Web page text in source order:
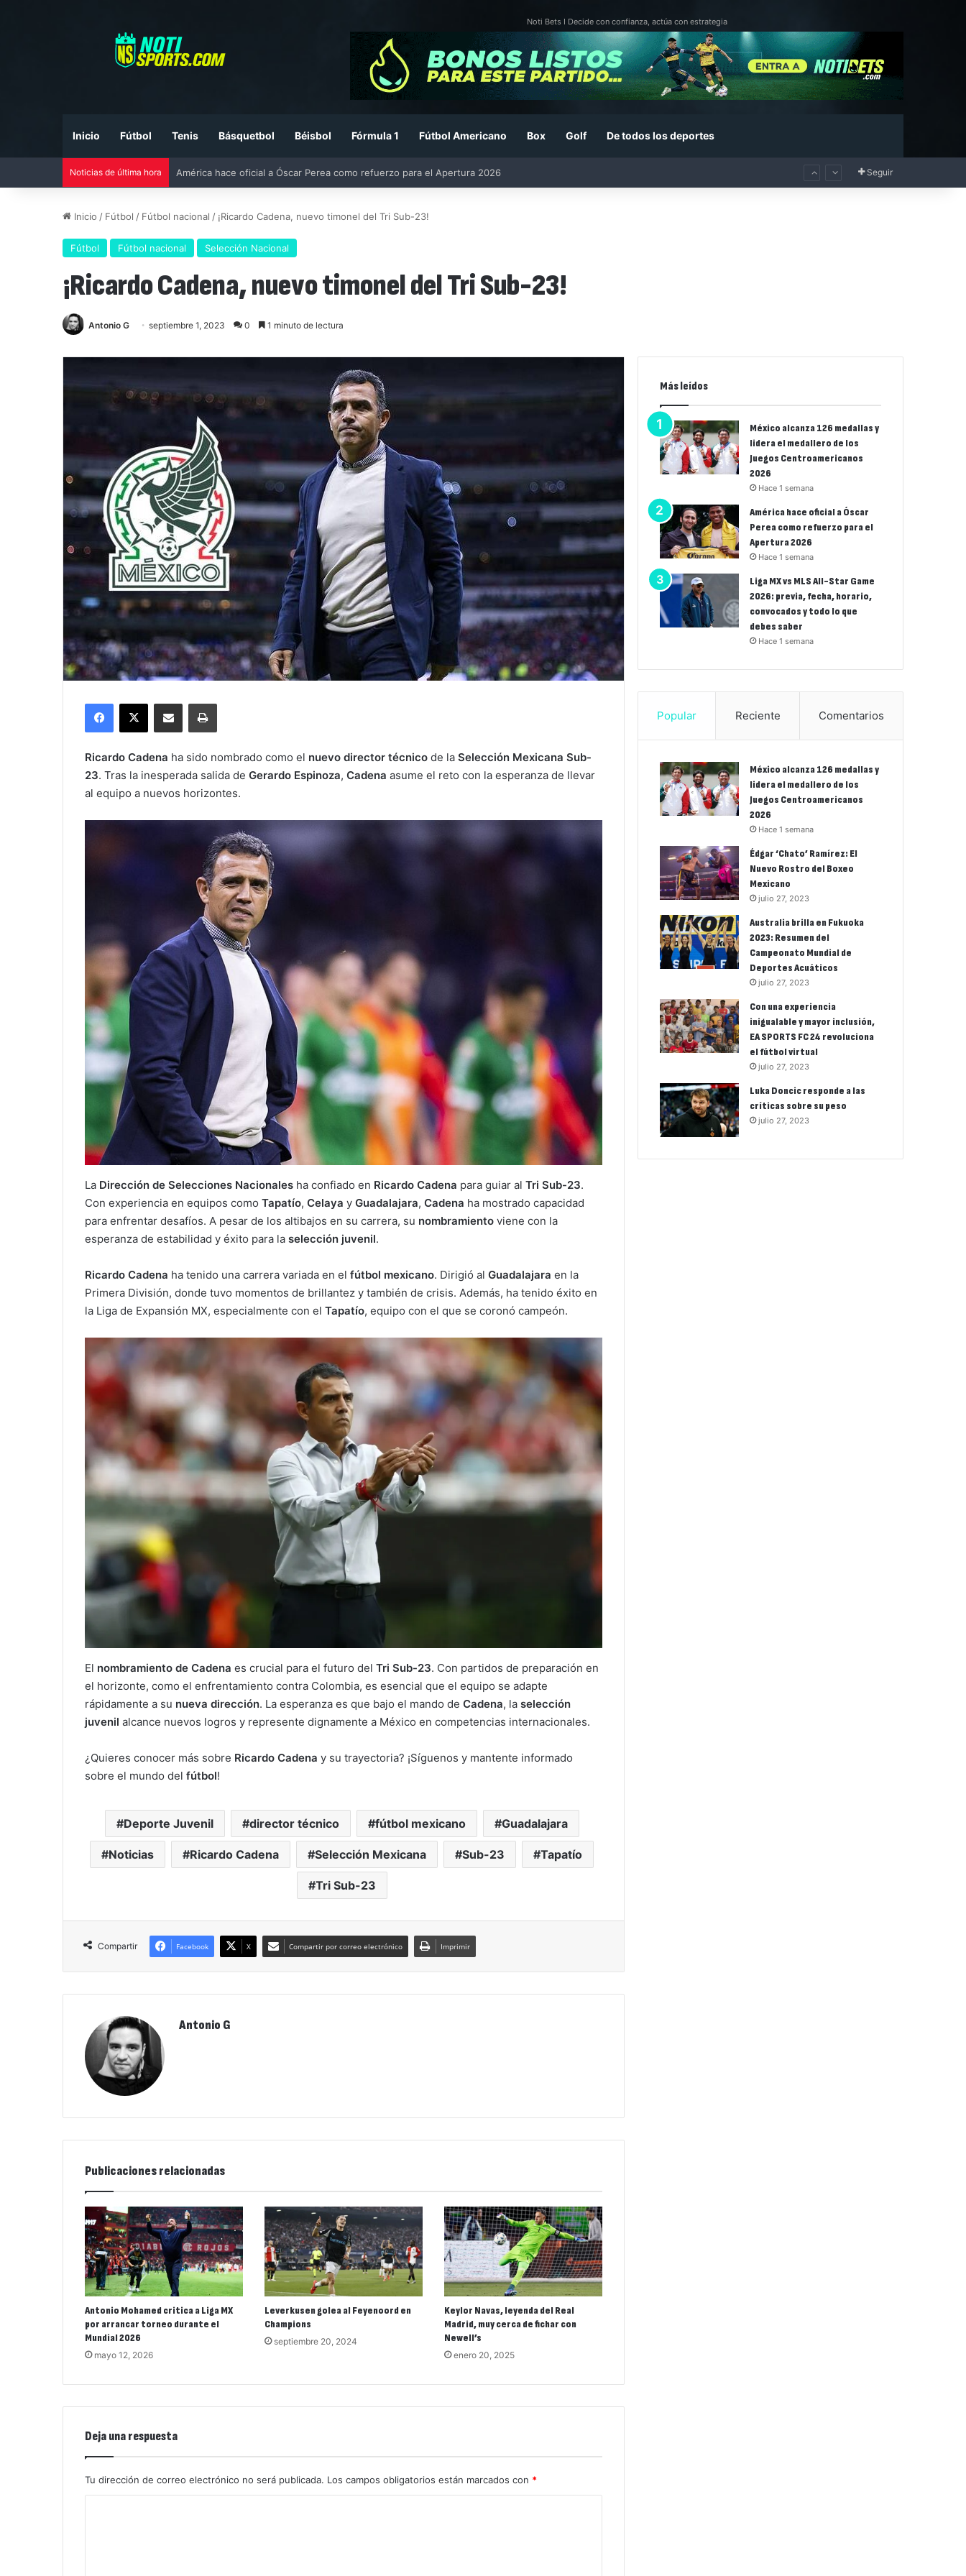
Noti Bets I Decide con confianza, actúa con estrategia
Inicio Fútbol Tenis Básquetbol Béisbol Fórmula 1 Fútbol Americano Box Golf De todos los deportes
Noticias de última hora Liga MX vs MLS All-Star Game 2026: previa, fecha, horario, convocados y todo lo que debes saber Seguir
Inicio / Fútbol / Fútbol nacional / ¡Ricardo Cadena, nuevo timonel del Tri Sub-23!
Fútbol Fútbol nacional Selección Nacional
¡Ricardo Cadena, nuevo timonel del Tri Sub-23!
Antonio G septiembre 1, 2023 0 1 minuto de lectura
Facebook
X Compartir por correo electrónicoImprimir
Ricardo Cadena ha sido nombrado como el nuevo director técnico de la Selección Mexicana Sub-
23. Tras la inesperada salida de Gerardo Espinoza, Cadena asume el reto con la esperanza de llevar
al equipo a nuevos horizontes.
La Dirección de Selecciones Nacionales ha confiado en Ricardo Cadena para guiar al Tri Sub-23.
Con experiencia en equipos como Tapatío, Celaya y Guadalajara, Cadena ha mostrado capacidad
para enfrentar desafíos. A pesar de los altibajos en su carrera, su nombramiento viene con la
esperanza de estabilidad y éxito para la selección juvenil.
Ricardo Cadena ha tenido una carrera variada en el fútbol mexicano. Dirigió al Guadalajara en la
Primera División, donde tuvo momentos de brillantez y también de crisis. Además, ha tenido éxito en
la Liga de Expansión MX, especialmente con el Tapatío, equipo con el que se coronó campeón.
El nombramiento de Cadena es crucial para el futuro del Tri Sub-23. Con partidos de preparación en
el horizonte, como el enfrentamiento contra Colombia, es esencial que el equipo se adapte
rápidamente a su nueva dirección. La esperanza es que bajo el mando de Cadena, la selección
juvenil alcance nuevos logros y represente dignamente a México en competencias internacionales.
¿Quieres conocer más sobre Ricardo Cadena y su trayectoria? ¡Síguenos y mantente informado
sobre el mundo del fútbol!
Deporte Juvenil director técnico fútbol mexicano Guadalajara
Noticias Ricardo Cadena Selección Mexicana Sub-23 Tapatío
Tri Sub-23
Compartir Facebook X Compartir por correo electrónico Imprimir
Antonio G
Publicaciones relacionadas
Antonio Mohamed critica a Liga MX
por arrancar torneo durante el
Mundial 2026
mayo 12, 2026
Leverkusen golea al Feyenoord en
Champions
septiembre 20, 2024
Keylor Navas, leyenda del Real
Madrid, muy cerca de fichar con
Newell’s
enero 20, 2025
Deja una respuesta
Tu dirección de correo electrónico no será publicada. Los campos obligatorios están marcados con *
Más leídos
México alcanza 126 medallas y
lidera el medallero de los
Juegos Centroamericanos
2026
Hace 1 semana
América hace oficial a Óscar
Perea como refuerzo para el
Apertura 2026
Hace 1 semana
Liga MX vs MLS All-Star Game
2026: previa, fecha, horario,
convocados y todo lo que
debes saber
Hace 1 semana
Popular Reciente Comentarios
México alcanza 126 medallas y
lidera el medallero de los
Juegos Centroamericanos
2026
Hace 1 semana
Édgar ‘Chato’ Ramírez: El
Nuevo Rostro del Boxeo
Mexicano
julio 27, 2023
Australia brilla en Fukuoka
2023: Resumen del
Campeonato Mundial de
Deportes Acuáticos
julio 27, 2023
Con una experiencia
inigualable y mayor inclusión,
EA SPORTS FC 24 revoluciona
el fútbol virtual
julio 27, 2023
Luka Doncic responde a las
críticas sobre su peso
julio 27, 2023